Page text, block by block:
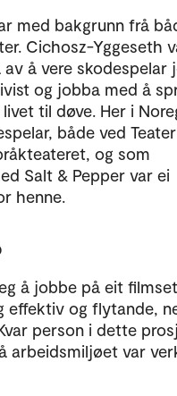
med bakgrunn frå
Cichosz-Yggeseth
å vere skodespelar
og jobba med å
til døve. Her i
både ved Teater
og som
Salt & Pepper var ei
henne.
å jobbe på eit
effektiv og flytande,
person i dette
arbeidsmiljøet var